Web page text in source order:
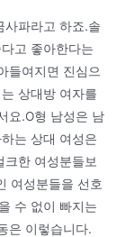
사파라고 하죠.솔
고 좋아한다는
들여지면 진심으
상대방 여자를
요.O형 남성은 남
는 상대 여성은
한 여성분들보
여성분들을 선호
수 없이 빠지는
은 이렇습니다.